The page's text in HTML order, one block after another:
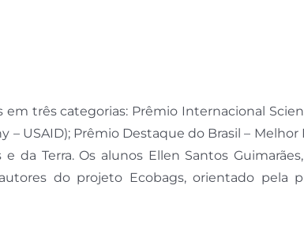
três categorias: Prêmio Internacional
– USAID); Prêmio Destaque do Brasil – Melhor
da Terra. Os alunos Ellen Santos
do projeto Ecobags, orientado pela